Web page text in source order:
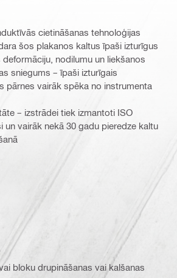
cietināšanas tehnoloģijas
šos plakanos kaltus īpaši izturīgus
nodilumu un liekšanos
sniegums – īpaši izturīgais
pārnes vairāk spēka no instrumenta
– izstrādei tiek izmantoti ISO
un vairāk nekā 30 gadu pieredze kaltu
gals
bloku drupināšanas vai kalšanas